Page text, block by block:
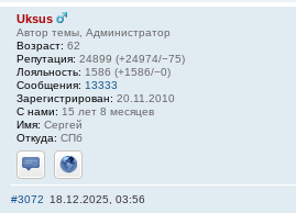
Uksus
Автор темы, Администратор
Возраст: 62
Репутация: 24899 (+24974/−75)
Лояльность: 1586 (+1586/−0)
Сообщения: 13333
Зарегистрирован: 20.11.2010
С нами: 15 лет 8 месяцев
Имя: Сергей
Откуда: СПб
Отправить личное сообщение
Сайт
#3072 18.12.2025, 03:56